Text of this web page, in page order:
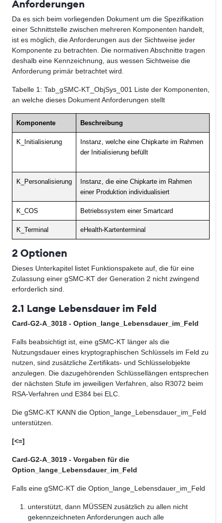
Anforderungen
Da es sich beim vorliegenden Dokument um die Spezifikation
einer Schnittstelle zwischen mehreren Komponenten handelt,
ist es möglich, die Anforderungen aus der Sichtweise jeder
Komponente zu betrachten. Die normativen Abschnitte tragen
deshalb eine Kennzeichnung, aus wessen Sichtweise die
Anforderung primär betrachtet wird.
Tabelle 1: Tab_gSMC-KT_ObjSys_001 Liste der Komponenten,
an welche dieses Dokument Anforderungen stellt
Komponente Beschreibung
K_Initialisierung
Instanz, welche eine Chipkarte im Rahmen
der Initialisierung befüllt
K_Personalisierung
Instanz, die eine Chipkarte im Rahmen
einer Produktion individualisiert
K_COS Betriebssystem einer Smartcard
K_Terminal eHealth-Kartenterminal
2 Optionen
Dieses Unterkapitel listet Funktionspakete auf, die für eine
Zulassung einer gSMC-KT der Generation 2 nicht zwingend
erforderlich sind.
2.1 Lange Lebensdauer im Feld
Card-G2-A_3018 - Option_lange_Lebensdauer_im_Feld
Falls beabsichtigt ist, eine gSMC-KT länger als die
Nutzungsdauer eines kryptographischen Schlüssels im Feld zu
nutzen, sind zusätzliche Zertifikats- und Schlüsselobjekte
anzulegen. Die dazugehörenden Schlüssellängen entsprechen
der nächsten Stufe im jeweiligen Verfahren, also R3072 beim
RSA-Verfahren und E384 bei ELC.
Die gSMC-KT KANN die Option_lange_Lebensdauer_im_Feld
unterstützen.
[<=]
Card-G2-A_3019 - Vorgaben für die
Option_lange_Lebensdauer_im_Feld
Falls eine gSMC-KT die Option_lange_Lebensdauer_im_Feld
unterstützt, dann MÜSSEN zusätzlich zu allen nicht
gekennzeichneten Anforderungen auch alle